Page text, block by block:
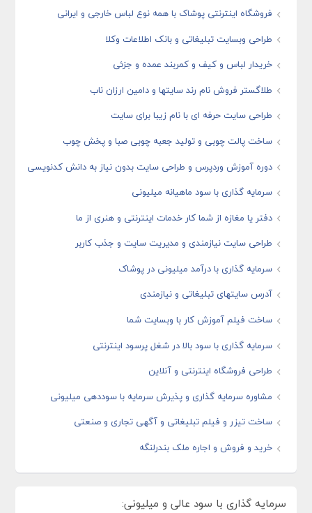
فروشگاه اینترنتی پوشاک با همه نوع لباس خارجی و ایرانی
طراحی وبسایت تبلیغاتی و بانک اطلاعات وکلا
خریدار لباس و کیف و کمربند عمده و جزئی
طلاگستر فروش نام رند سایتها و دامین ارزان ناب
طراحی سایت حرفه ای با نام زیبا برای سایت
ساخت پالت چوبی و تولید جعبه چوبی صبا و پخش چوب
دوره آموزش وردپرس و طراحی سایت بدون نیاز به دانش کدنویسی
سرمایه گذاری با سود ماهیانه میلیونی
دفتر یا مغازه از شما کار خدمات اینترنتی و هنری از ما
طراحی سایت نیازمندی و مدیریت سایت و جذب کاربر
سرمایه گذاری با درآمد میلیونی در پوشاک
آدرس سایتهای تبلیغاتی و نیازمندی
ساخت فیلم آموزش کار با وبسایت شما
سرمایه گذاری با سود بالا در شغل پرسود اینترنتی
طراحی فروشگاه اینترنتی و آنلاین
مشاوره سرمایه گذاری و پذیرش سرمایه با سوددهی میلیونی
ساخت تیزر و فیلم تبلیغاتی و آگهی تجاری و صنعتی
خرید و فروش و اجاره ملک بندرلنگه
سرمایه گذاری با سود عالی و میلیونی: